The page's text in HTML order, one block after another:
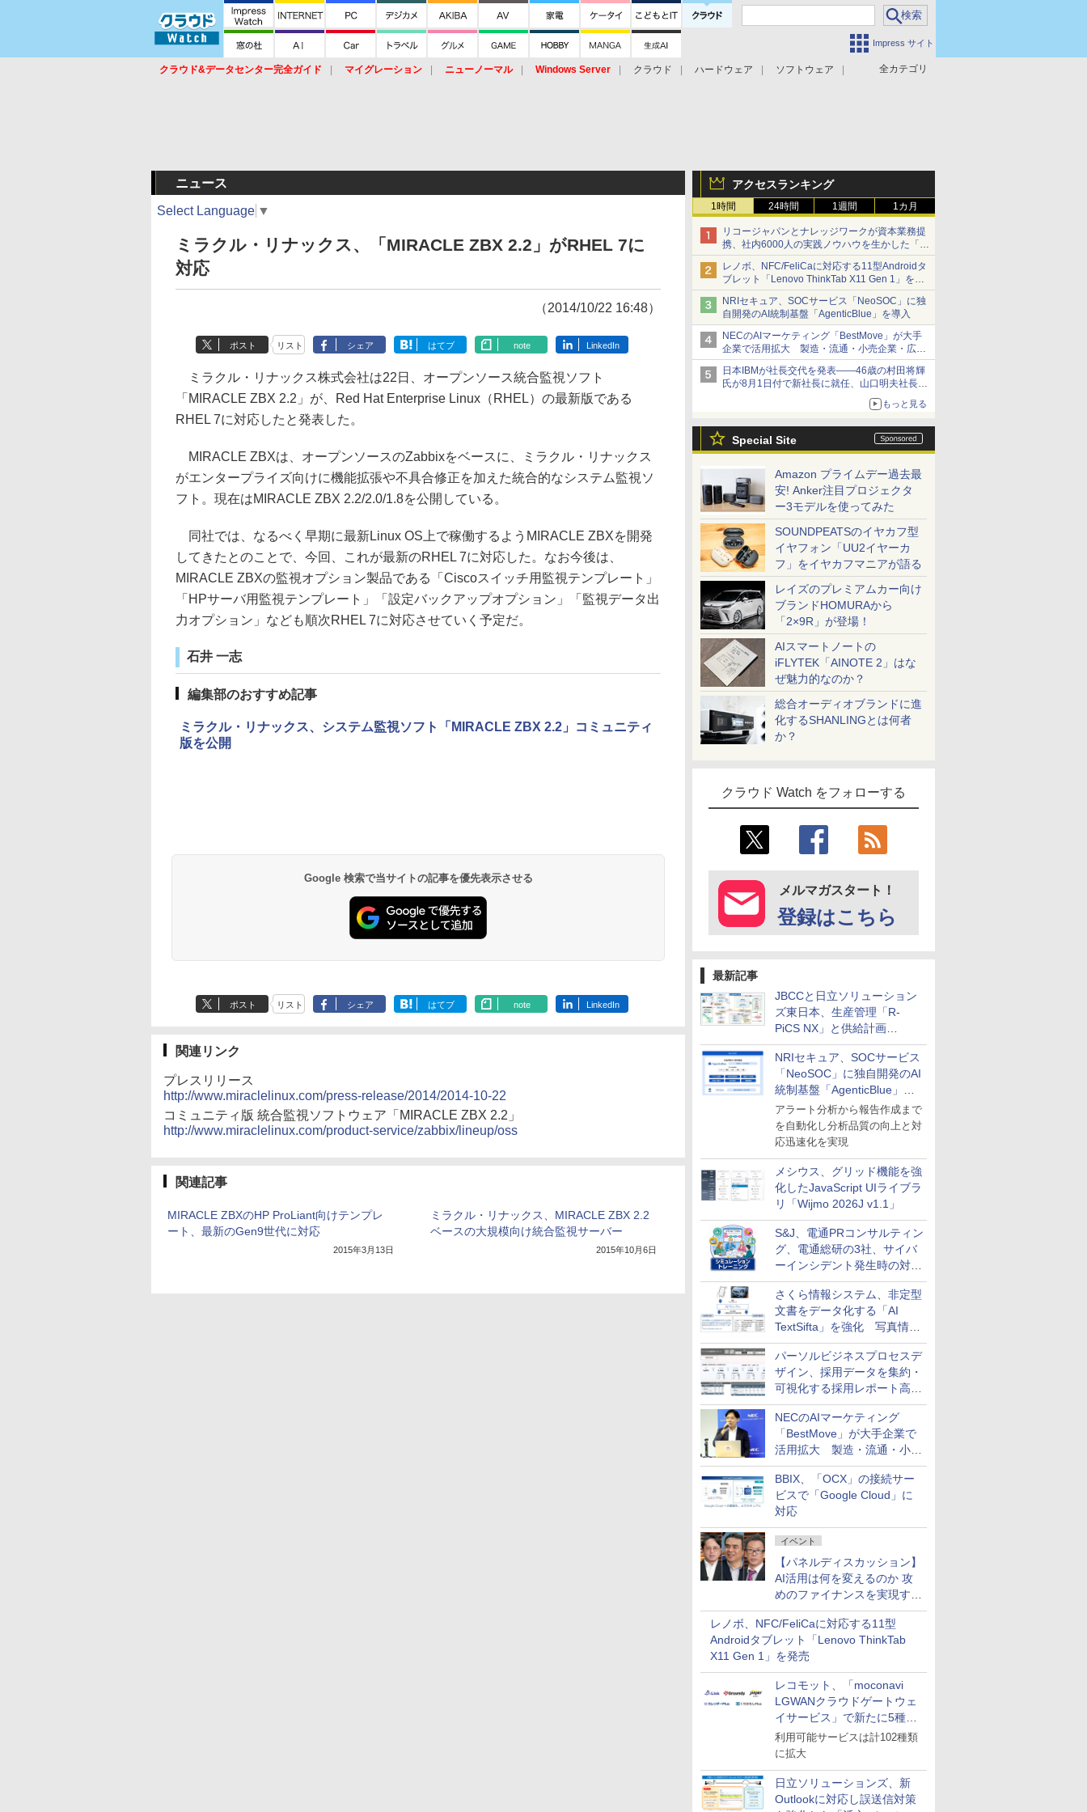
Impress サイト
全カテゴリ
クラウド&データセンター完全ガイド マイグレーション ニューノーマル Windows Server クラウド ハードウェア
ソフトウェア
アクセスランキング
1時間 24時間 1週間 1カ月
リコージャパンとナレッジワークが資本業務提
携、社内6000人の実践ノウハウを生かした「AI
商談記録 for RICOH」を展開へ
レノボ、NFC/FeliCaに対応する11型Androidタ
ブレット「Lenovo ThinkTab X11 Gen 1」を発
売
NRIセキュア、SOCサービス「NeoSOC」に独
自開発のAI統制基盤「AgenticBlue」を導入
NECのAIマーケティング「BestMove」が大手
企業で活用拡大 製造・流通・小売企業・広告
代理店などが実装フェーズへ
日本IBMが社長交代を発表――46歳の村田将輝
氏が8月1日付で新社長に就任、山口明夫社長は
もっと見る
Special Site
Amazon プライムデー過去最
安! Anker注目プロジェクタ
ー3モデルを使ってみた
SOUNDPEATSのイヤカフ型
イヤフォン「UU2イヤーカ
フ」をイヤカフマニアが語る
レイズのプレミアムカー向け
ブランドHOMURAから
「2×9R」が登場！
AIスマートノートの
iFLYTEK「AINOTE 2」はな
ぜ魅力的なのか？
総合オーディオブランドに進
化するSHANLINGとは何者
か？
クラウド Watch をフォローする
メルマガスタート！
登録はこちら
最新記事
JBCCと日立ソリューション
ズ東日本、生産管理「R-
PiCS NX」と供給計画
「scSQUARE ISP」の連携サ
ービスを提供開始
NRIセキュア、SOCサービス
「NeoSOC」に独自開発のAI
統制基盤「AgenticBlue」を
導入
アラート分析から報告作成まで
を自動化し分析品質の向上と対
応迅速化を実現
メシウス、グリッド機能を強
化したJavaScript UIライブラ
リ「Wijmo 2026J v1.1」
S&J、電通PRコンサルティン
グ、電通総研の3社、サイバ
ーインシデント発生時の対応
と危機管理広報を一体的に訓
練するプログラムを提供
さくら情報システム、非定型
文書をデータ化する「AI
TextSifta」を強化 写真情報
のデータ化などに対応
パーソルビジネスプロセスデ
ザイン、採用データを集約・
可視化する採用レポート高速
化サービスを提供
NECのAIマーケティング
「BestMove」が大手企業で
活用拡大 製造・流通・小売
企業・広告代理店などが実装
フェーズへ
BBIX、「OCX」の接続サー
ビスで「Google Cloud」に
対応
イベント
【パネルディスカッション】
AI活用は何を変えるのか 攻
めのファイナンスを実現する
業務設計とマインドセット変
革
レノボ、NFC/FeliCaに対応する11型
Androidタブレット「Lenovo ThinkTab
X11 Gen 1」を発売
レコモット、「moconavi
LGWANクラウドゲートウェ
イサービス」で新たに5種類
のサービスと連携開始
利用可能サービスは計102種類
に拡大
日立ソリューションズ、新
Outlookに対応し誤送信対策
ニュース
Select Language ▼
ミラクル・リナックス、「MIRACLE ZBX 2.2」がRHEL 7に
対応
（2014/10/22 16:48）
ポスト リスト シェア はてブ note LinkedIn
ミラクル・リナックス株式会社は22日、オープンソース統合監視ソフト
「MIRACLE ZBX 2.2」が、Red Hat Enterprise Linux（RHEL）の最新版である
RHEL 7に対応したと発表した。
MIRACLE ZBXは、オープンソースのZabbixをベースに、ミラクル・リナックス
がエンタープライズ向けに機能拡張や不具合修正を加えた統合的なシステム監視ソ
フト。現在はMIRACLE ZBX 2.2/2.0/1.8を公開している。
同社では、なるべく早期に最新Linux OS上で稼働するようMIRACLE ZBXを開発
してきたとのことで、今回、これが最新のRHEL 7に対応した。なお今後は、
MIRACLE ZBXの監視オプション製品である「Ciscoスイッチ用監視テンプレート」
「HPサーバ用監視テンプレート」「設定バックアップオプション」「監視データ出
力オプション」なども順次RHEL 7に対応させていく予定だ。
石井 一志
編集部のおすすめ記事
ミラクル・リナックス、システム監視ソフト「MIRACLE ZBX 2.2」コミュニティ
版を公開
Google 検索で当サイトの記事を優先表示させる
ポスト リスト シェア はてブ note LinkedIn
関連リンク
プレスリリース
http://www.miraclelinux.com/press-release/2014/2014-10-22
コミュニティ版 統合監視ソフトウェア「MIRACLE ZBX 2.2」
http://www.miraclelinux.com/product-service/zabbix/lineup/oss
関連記事
MIRACLE ZBXのHP ProLiant向けテンプレ
ート、最新のGen9世代に対応
2015年3月13日
ミラクル・リナックス、MIRACLE ZBX 2.2
ベースの大規模向け統合監視サーバー
2015年10月6日